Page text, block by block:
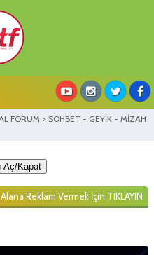
FORUM > SOHBET - GEYİK - MİZAH
Aç/Kapat
Reklam Vermek İçin TIKLAYIN